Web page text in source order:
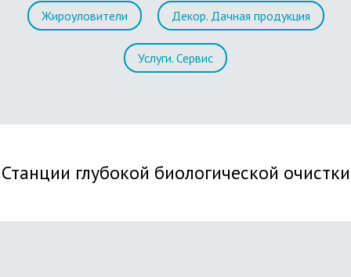
Жироуловители Декор. Дачная продукция
Услуги. Сервис
Станции глубокой биологической очистки